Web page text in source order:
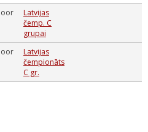
Latvijas
čemp. C
grupai
Latvijas
čempionāts
C gr.